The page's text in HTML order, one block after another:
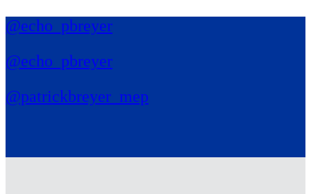
@echo_pbreyer
@echo_pbreyer
@patrickbreyer_mep